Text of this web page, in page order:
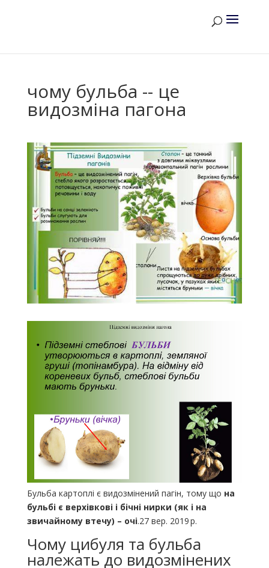
чому бульба -- це
видозміна пагона
Бульба картоплі є видозмінений пагін, тому що на
бульбі є верхівкові і бічні нирки (як і на
звичайному втечу) – очі.27 вер. 2019 р.
Чому цибуля та бульба
належать до видозмінених